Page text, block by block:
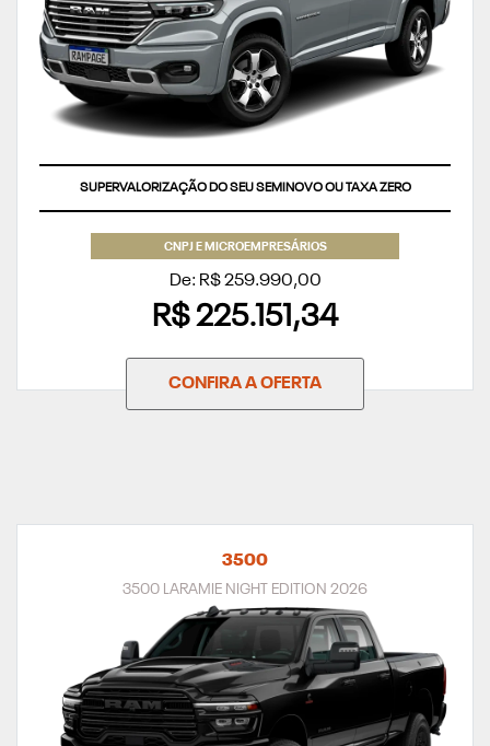
SUPERVALORIZAÇÃO DO SEU SEMINOVO OU TAXA ZERO
CNPJ E MICROEMPRESÁRIOS
De: R$ 259.990,00
R$ 225.151,34
CONFIRA A OFERTA
3500
3500 LARAMIE NIGHT EDITION 2026